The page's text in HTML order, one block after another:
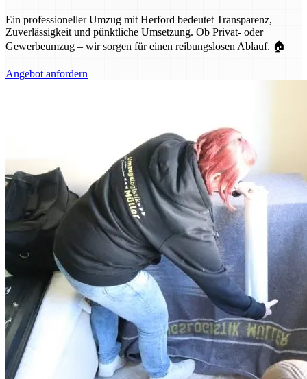
Ein professioneller Umzug mit Herford bedeutet Transparenz,
Zuverlässigkeit und pünktliche Umsetzung. Ob Privat- oder
Gewerbeumzug – wir sorgen für einen reibungslosen Ablauf. 🏠
Angebot anfordern